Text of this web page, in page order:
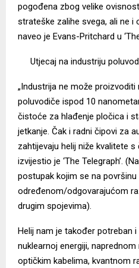
pogođena zbog velike
strateške zalihe svega, ali ne i
naveo je Evans-Pritchard u
Utjecaj na industriju
„Industrija ne može proizvoditi
poluvodiče ispod 10
čistoće za hlađenje pločica i
jetkanje. Čak i radni čipovi za
zahtijevaju helij niže kvalitete
izvijestio je ‘The Telegraph’.
postupak kojim se na površinu
određenom/odgovarajućom
drugim spojevima).
Helij nam je također potreban
nuklearnoj energiji,
optičkim kabelima, kvantnom